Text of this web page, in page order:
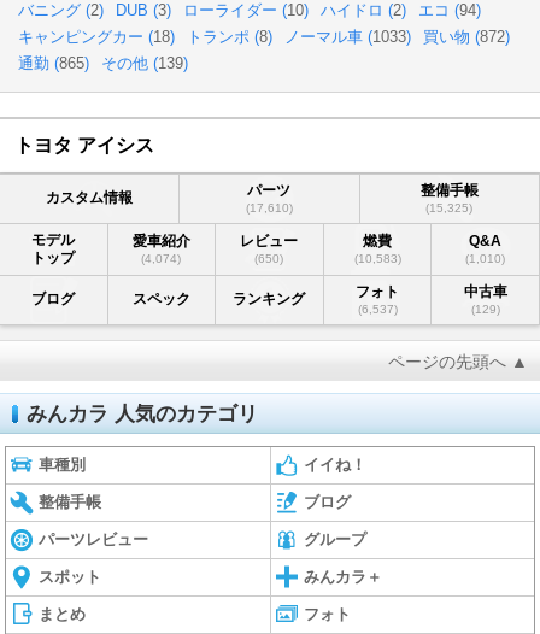
バニング (2) DUB (3) ローライダー (10) ハイドロ (2) エコ (94)
キャンピングカー (18) トランポ (8) ノーマル車 (1033) 買い物 (872)
通勤 (865) その他 (139)
トヨタ アイシス
カスタム情報 パーツ
(17,610)
整備手帳
(15,325)
モデル
トップ
愛車紹介
(4,074)
レビュー
(650)
燃費
(10,583)
Q&A
(1,010)
ブログ スペック ランキング フォト
(6,537)
中古車
(129)
ページの先頭へ ▲
みんカラ 人気のカテゴリ
車種別 イイね！
整備手帳 ブログ
パーツレビュー グループ
スポット みんカラ＋
まとめ フォト